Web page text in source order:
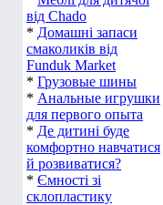
від Chado
* Домашні запаси
смаколиків від
Funduk Market
* Грузовые шины
* Анальные игрушки
для первого опыта
* Де дитині буде
комфортно навчатися
й розвиватися?
* Ємності зі
склопластику